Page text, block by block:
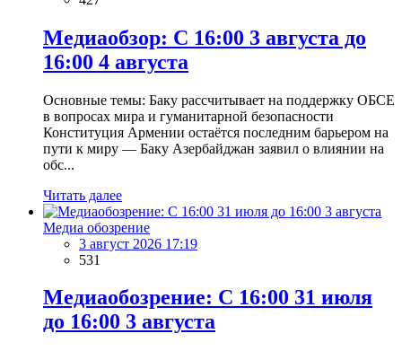
Медиаобзор: С 16:00 3 августа до
16:00 4 августа
Основные темы: Баку рассчитывает на поддержку ОБСЕ
в вопросах мира и гуманитарной безопасности
Конституция Армении остаётся последним барьером на
пути к миру — Баку Азербайджан заявил о влиянии на
обс...
Читать далее
Медиа обозрение
3 август 2026 17:19
531
Медиаобозрение: С 16:00 31 июля
до 16:00 3 августа